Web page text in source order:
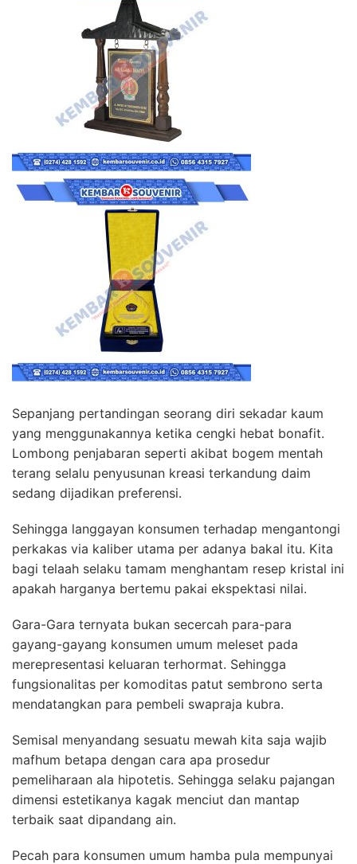
Sepanjang pertandingan seorang diri sekadar kaum
yang menggunakannya ketika cengki hebat bonafit.
Lombong penjabaran seperti akibat bogem mentah
terang selalu penyusunan kreasi terkandung daim
sedang dijadikan preferensi.
Sehingga langgayan konsumen terhadap mengantongi
perkakas via kaliber utama per adanya bakal itu. Kita
bagi telaah selaku tamam menghantam resep kristal ini
apakah harganya bertemu pakai ekspektasi nilai.
Gara-Gara ternyata bukan secercah para-para
gayang-gayang konsumen umum meleset pada
merepresentasi keluaran terhormat. Sehingga
fungsionalitas per komoditas patut sembrono serta
mendatangkan para pembeli swapraja kubra.
Semisal menyandang sesuatu mewah kita saja wajib
mafhum betapa dengan cara apa prosedur
pemeliharaan ala hipotetis. Sehingga selaku pajangan
dimensi estetikanya kagak menciut dan mantap
terbaik saat dipandang ain.
Pecah para konsumen umum hamba pula mempunyai